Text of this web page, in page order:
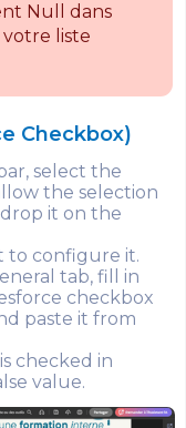
Null dans
liste
Checkbox)
select the
the selection
it on the
to configure it.
tab, fill in
checkbox
paste it from
checked in
value.